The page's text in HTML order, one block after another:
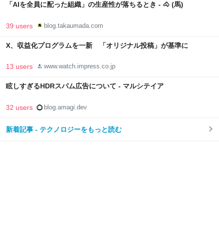
「AIを全員に配った組織」の生産性が落ちるとき - 🐴 (馬)
39 users blog.takaumada.com
X、収益化プログラムを一新 「オリジナル投稿」が基準に
13 users www.watch.impress.co.jp
眩しすぎるHDRスパム広告について - マルシテイア
32 users blog.amagi.dev
新着記事 - テクノロジーをもっと読む